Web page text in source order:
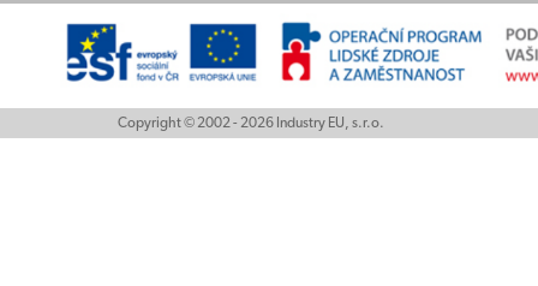
Copyright © 2002 - 2026 Industry EU, s.r.o.